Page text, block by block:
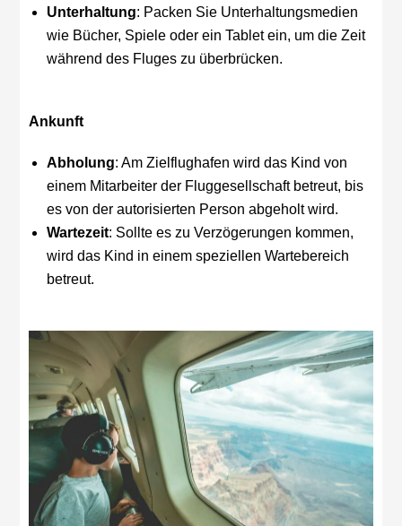
Unterhaltung: Packen Sie Unterhaltungsmedien
wie Bücher, Spiele oder ein Tablet ein, um die Zeit
während des Fluges zu überbrücken.
Ankunft
Abholung: Am Zielflughafen wird das Kind von
einem Mitarbeiter der Fluggesellschaft betreut, bis
es von der autorisierten Person abgeholt wird.
Wartezeit: Sollte es zu Verzögerungen kommen,
wird das Kind in einem speziellen Wartebereich
betreut.